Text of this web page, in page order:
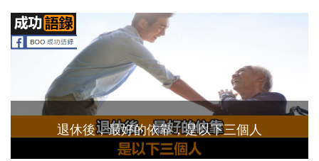
退休後，最好的依靠，是以下三個人